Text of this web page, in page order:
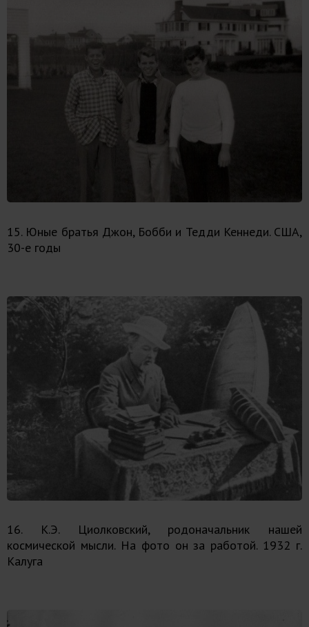
15. Юные братья Джон, Бобби и Тедди Кеннеди. США,
30-е годы
16. К.Э. Циолковский, родоначальник нашей
космической мысли. На фото он за работой. 1932 г.
Калуга